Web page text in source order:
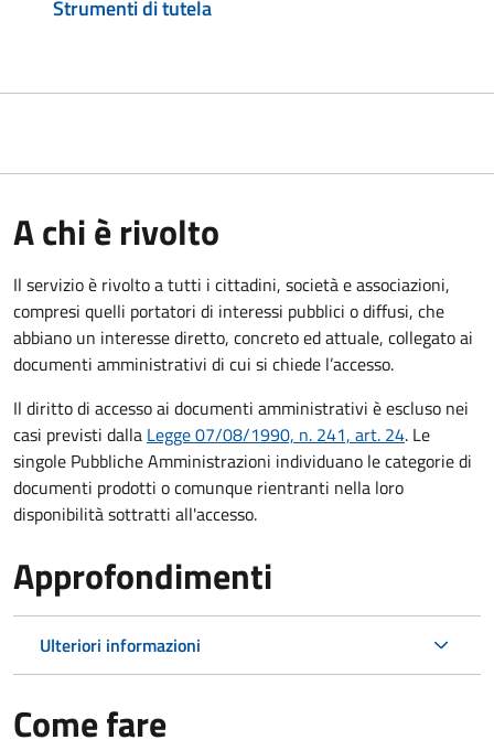
Strumenti di tutela
A chi è rivolto
Il servizio è rivolto a tutti i cittadini, società e associazioni,
compresi quelli portatori di interessi pubblici o diffusi, che
abbiano un interesse diretto, concreto ed attuale, collegato ai
documenti amministrativi di cui si chiede l’accesso.
Il diritto di accesso ai documenti amministrativi è escluso nei
casi previsti dalla Legge 07/08/1990, n. 241, art. 24. Le
singole Pubbliche Amministrazioni individuano le categorie di
documenti prodotti o comunque rientranti nella loro
disponibilità sottratti all'accesso.
Approfondimenti
Ulteriori informazioni
Come fare